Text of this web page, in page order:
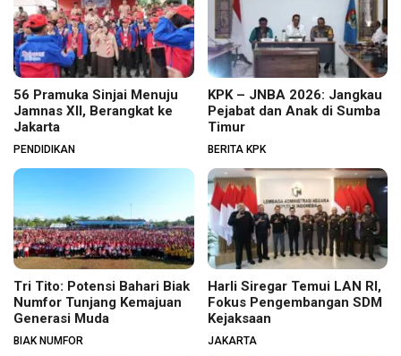
56 Pramuka Sinjai Menuju
Jamnas XII, Berangkat ke
Jakarta
PENDIDIKAN
KPK – JNBA 2026: Jangkau
Pejabat dan Anak di Sumba
Timur
BERITA KPK
Tri Tito: Potensi Bahari Biak
Numfor Tunjang Kemajuan
Generasi Muda
BIAK NUMFOR
Harli Siregar Temui LAN RI,
Fokus Pengembangan SDM
Kejaksaan
JAKARTA